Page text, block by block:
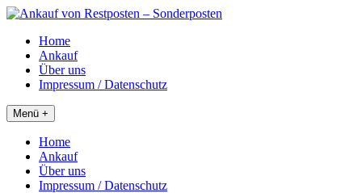
Skip
contentHome
Ankauf
Über uns
Impressum / Datenschutz
Menü +
Home
Ankauf
Über uns
Impressum / Datenschutz